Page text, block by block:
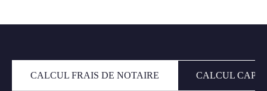
CALCUL FRAIS DE NOTAIRE CALCUL